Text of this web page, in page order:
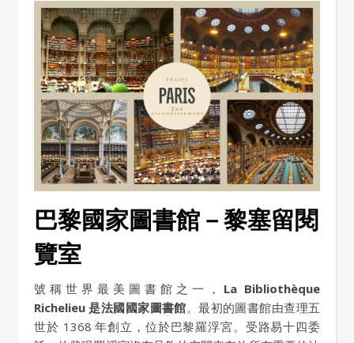
巴黎國家圖書館－黎塞留閱
覽室
號稱世界最美圖書館之一， La Bibliothèque
Richelieu 是法國國家圖書館。最初的圖書館由查理五
世於 1368 年創立，位於巴黎羅浮宮。受路易十四委